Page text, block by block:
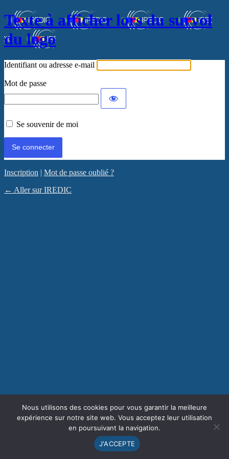
Texte à afficher lors du survol
du logo
Identifiant ou adresse e-mail
Mot de passe
Se souvenir de moi
Inscription | Mot de passe oublié ?
← Aller sur IREDIC
Nous utilisons des cookies pour vous garantir la meilleure
expérience sur notre site web. Vous acceptez leur utilisation
en poursuivant la navigation.
J'ACCEPTE